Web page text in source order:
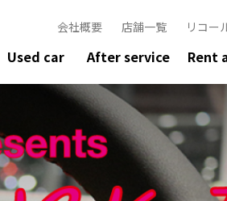
Used car After service Rent
会社概要 店舗一覧 リコー